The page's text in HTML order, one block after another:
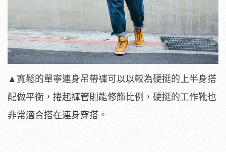
▲寬鬆的單寧連身吊帶褲可以以較為硬挺的上半身搭
配做平衡，捲起褲管則能修飾比例，硬挺的工作靴也
非常適合搭在連身穿搭。